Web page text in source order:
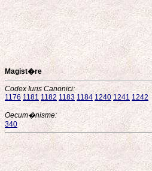
Magist�re
Codex Iuris Canonici:
1176 1181 1182 1183 1184 1240 1241 1242
Oecum�nisme:
340